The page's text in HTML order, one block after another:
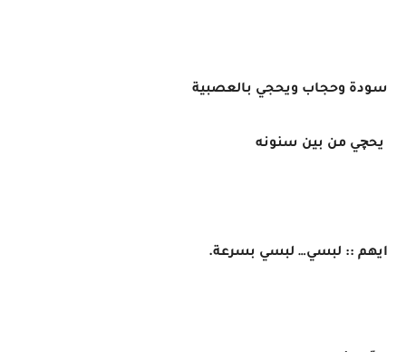
سودة وحجاب ويحجي بالعصبية
يحچي من بين سنونه
ايهم :: لبسي… لبسي بسرعة.